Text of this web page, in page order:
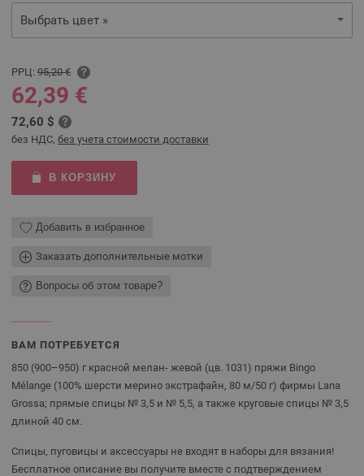
Выбрать цвет »
РРЦ: 95,20 €
62,39 €
72,60 $
без НДС, без учета стоимости доставки
В КОРЗИНУ
Добавить в избранное
Заказать дополнительные мотки
Вопросы об этом товаре?
ВАМ ПОТРЕБУЕТСЯ
850 (900–950) г красной мелан- жевой (цв. 1031) пряжи Bingo
Mélange (100% шерсти мерино экстрафайн, 80 м/50 г) фирмы Lana
Grossa; прямые спицы № 3,5 и № 5,5, а также круговые спицы № 3,5
длиной 40 см.
Спицы, пуговицы и аксессуары не входят в наборы для вязания!
Бесплатное описание вы получите вместе с подтверждением